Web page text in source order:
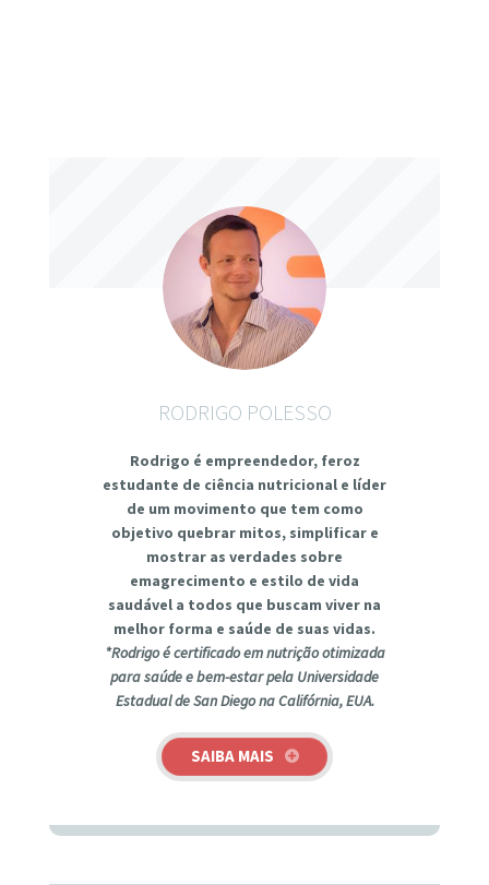
RODRIGO POLESSO
Rodrigo é empreendedor, feroz
estudante de ciência nutricional e líder
de um movimento que tem como
objetivo quebrar mitos, simplificar e
mostrar as verdades sobre
emagrecimento e estilo de vida
saudável a todos que buscam viver na
melhor forma e saúde de suas vidas.
*Rodrigo é certificado em nutrição otimizada
para saúde e bem-estar pela Universidade
Estadual de San Diego na Califórnia, EUA.
SAIBA MAIS